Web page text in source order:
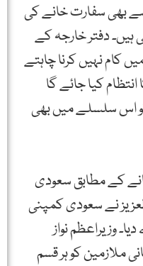
بھی سفارت خانے کی
دفتر خارجہ کے
کام نہیں کرنا چاہتے
کیا جائے گا
تو اس سلسلے میں بھی
کے مطابق سعودی
نے سعودی کمپنی
وزیراعظم نواز
ملازمین کو ہر قسم